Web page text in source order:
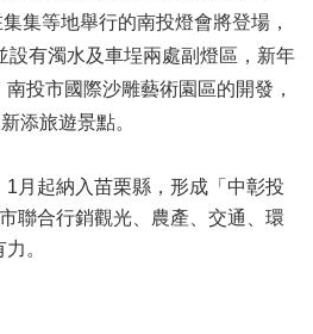
集等地舉行的南投燈會將登場，
有濁水及車埕兩處副燈區， 新年
南投市國際沙雕藝術園區的開發，
新添旅遊景點。
1月起納入苗栗縣，形成「中彰投
聯合行銷觀光、農產、交通、環
。